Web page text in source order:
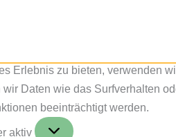
Erlebnis zu bieten, verwenden
wir Daten wie das Surfverhalten
beeinträchtigt werden.
aktiv